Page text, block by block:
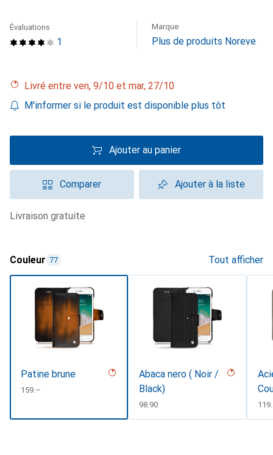
1
Évaluations Marque
Plus de produits Noreve
Livré entre ven, 9/10 et mar, 27/10
M'informer si le produit est disponible plus tôt
Ajouter au panier
Comparer Ajouter à la liste
livraison gratuite
Couleur 77 Tout afficher
Patine brune
CHF
159.–
Abaca nero ( Noir /
Black)
CHF
98.90 CHF